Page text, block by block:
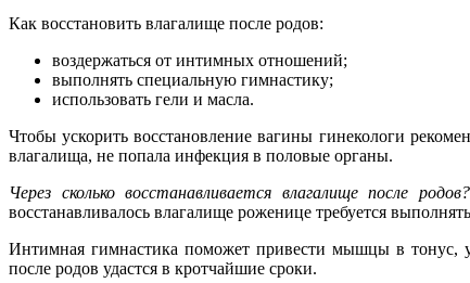
Как восстановить влагалище после родов:
воздержаться от интимных отношений;
выполнять специальную гимнастику;
использовать гели и масла.
Чтобы ускорить восстановление вагины гинекологи
влагалища, не попала инфекция в половые органы.
Через сколько восстанавливается влагалище после родов?
восстанавливалось влагалище роженице требуется
Интимная гимнастика поможет привести мышцы в тонус,
после родов удастся в кротчайшие сроки.